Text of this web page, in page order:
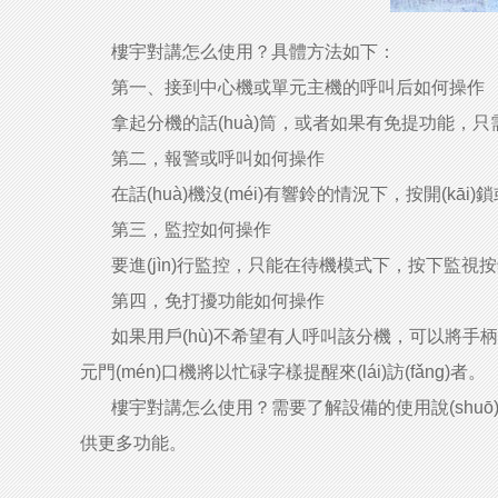
樓宇對講怎么使用？具體方法如下：
第一、接到中心機或單元主機的呼叫后如何操作
拿起分機的話(huà)筒，或者如果有免提功能
第二，報警或呼叫如何操作
在話(huà)機沒(méi)有響鈴的情況下，按開(kāi)鎖或報警
第三，監控如何操作
要進(jìn)行監控，只能在待機模式下，按下監視
第四，免打擾功能如何操作
如果用戶(hù)不希望有人呼叫該分機，可以將手柄
元門(mén)口機將以忙碌字樣提醒來(lái)訪(fǎng)者。
樓宇對講怎么使用？需要了解設備的使用說(shuō)明
供更多功能。